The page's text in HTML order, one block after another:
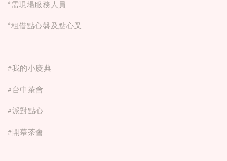
*需現場服務人員
*租借點心盤及點心叉
#我的小慶典
#台中茶會
#派對點心
#開幕茶會